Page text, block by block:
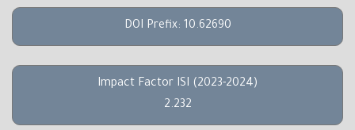
DOI Prefix: 10.62690
Impact Factor ISI (2023-2024)
2.232